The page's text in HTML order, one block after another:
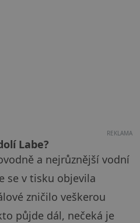
REKLAMA
Labe?
a nejrůznější vodní
se v tisku objevila
zničilo veškerou
půjde dál, nečeká je